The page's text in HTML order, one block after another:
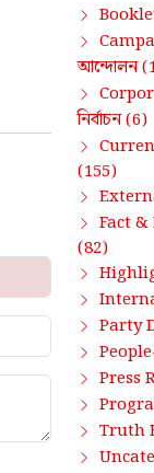
আন্দোলন
নির্বাচন(6)
(155)
Fact
(82)
Party
Press
Truth